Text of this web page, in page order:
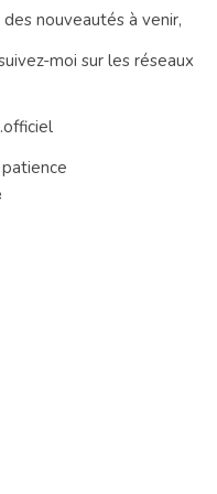
nouveautés à venir,
moi sur les réseaux